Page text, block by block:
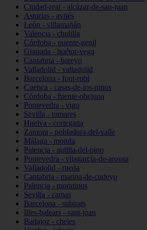
Ciudad-real - alcázar-de-san-juan
Asturias - avilés
León - villamañán
Valencia - chulilla
Córdoba - puente-genil
Granada - huétor-vega
Cantabria - bareyo
Valladolid - valladolid
Barcelona - font-rubí
Cuenca - casas-de-los-pinos
Córdoba - fuente-obejuna
Pontevedra - vigo
Sevilla - tomares
Huelva - cortegana
Zamora - pobladura-del-valle
Málaga - monda
Palencia - autilla-del-pino
Pontevedra - vilagarcía-de-arousa
Valladolid - rueda
Cantabria - marina-de-cudeyo
Palencia - moratinos
Sevilla - camas
Barcelona - subirats
Illes-balears - sant-joan
Badajoz - cheles